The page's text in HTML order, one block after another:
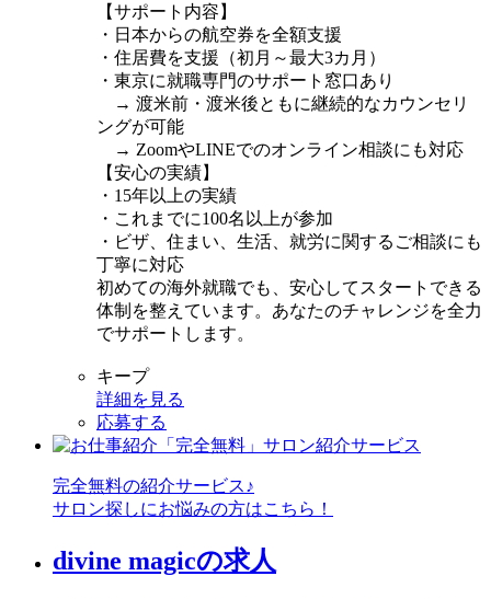
【サポート内容】
・日本からの航空券を全額支援
・住居費を支援（初月～最大3カ月）
・東京に就職専門のサポート窓口あり
→ 渡米前・渡米後ともに継続的なカウンセリ
ングが可能
→ ZoomやLINEでのオンライン相談にも対応
【安心の実績】
・15年以上の実績
・これまでに100名以上が参加
・ビザ、住まい、生活、就労に関するご相談にも
丁寧に対応
初めての海外就職でも、安心してスタートできる
体制を整えています。あなたのチャレンジを全力
でサポートします。
キープ
詳細を見る
応募する
完全無料の紹介サービス♪
サロン探しにお悩みの方はこちら！
divine magicの求人